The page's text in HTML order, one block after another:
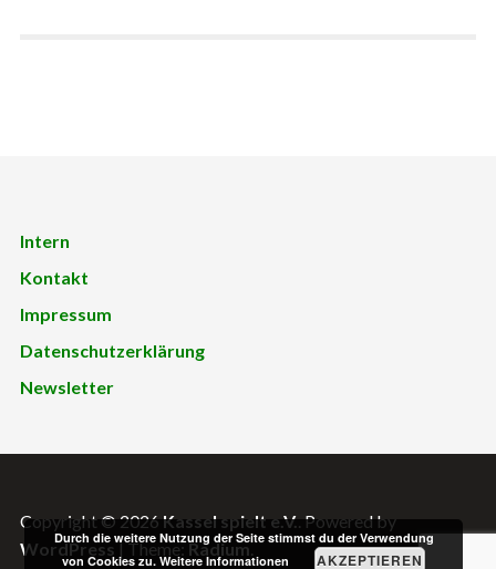
Intern
Kontakt
Impressum
Datenschutzerklärung
Newsletter
Copyright © 2026Kassel spielt e.V.. Powered by
WordPress |Theme:Radium.
Durch die weitere Nutzung der Seite stimmst du der Verwendung
von Cookies zu.Weitere Informationen AKZEPTIEREN